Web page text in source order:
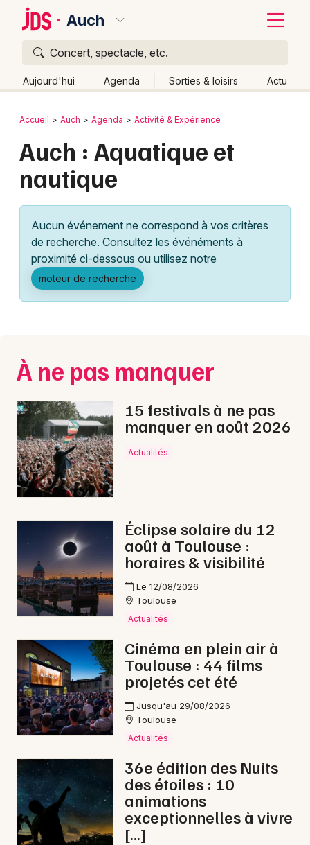
Auch
Concert, spectacle, etc.
Aujourd'hui Agenda Sorties & loisirs Actu
Publier un événement
Grands événements
Activité & Expérience
Manifestations
Foires & salons
Concerts
Sports
Soirées
Sorties famille
Sorties & loisirs
Aquatique nautique dans le Gers
Aquatique nautique en Midi-Pyrénées
Aquatique nautique en Occitanie
Newsletter des sorties
Artistes en tournée
Actus à Auch
Magazine à Auch
Bordeaux
Colmar
Lille
Lyon
Marseille
Mulhouse
Nice
Paris
Strasbourg
Toulouse
Toutes les villes
Retour
Accueil Auch Agenda Activité & Expérience
Auch : Aquatique et
nautique
Aucun événement ne correspond à vos critères
de recherche. Consultez les événéments à
proximité ci-dessous ou utilisez notre
moteur de recherche
À ne pas manquer
15 festivals à ne pas
manquer en août 2026
Actualités
Éclipse solaire du 12
août à Toulouse :
horaires & visibilité
Le 12/08/2026
Toulouse
Actualités
Cinéma en plein air à
Toulouse : 44 films
projetés cet été
Jusqu'au 29/08/2026
Toulouse
Actualités
36e édition des Nuits
des étoiles : 10
animations
exceptionnelles à vivre
[…]
Quoi ?
Où ?
Près de moi
Changer de lieu
Quand ?
Aujourd'hui
Demain Ce week-end Autre